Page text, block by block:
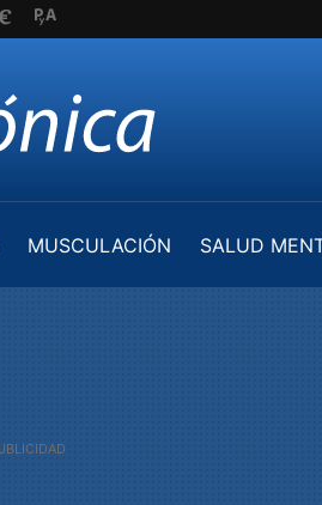
MUSCULACIÓN
SALUD